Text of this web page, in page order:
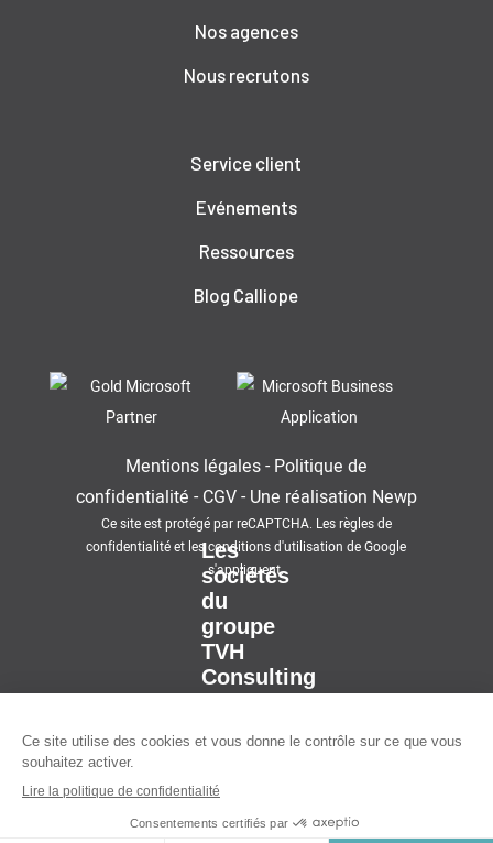
Nos agences
Nous recrutons
Service client
Evénements
Ressources
Blog Calliope
Mentions légales- Politique de
confidentialité - CGV-Une réalisation Newp
Ce site est protégé par reCAPTCHA. Lesrègles de
confidentialitéet lesconditions d'utilisation de Google
s'appliquent.
Les
sociétés
du
groupe
TVH
Consulting